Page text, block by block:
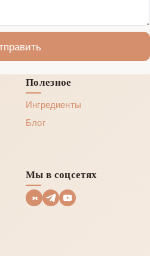
Полезное
Ингредиенты
Блог
Мы в соцсетях